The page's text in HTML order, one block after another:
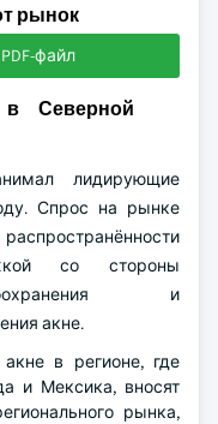
рынок
файл
Северной
лидирующие
Спрос на рынке
со стороны
и
акне.
в регионе, где
и Мексика, вносят
рынка,